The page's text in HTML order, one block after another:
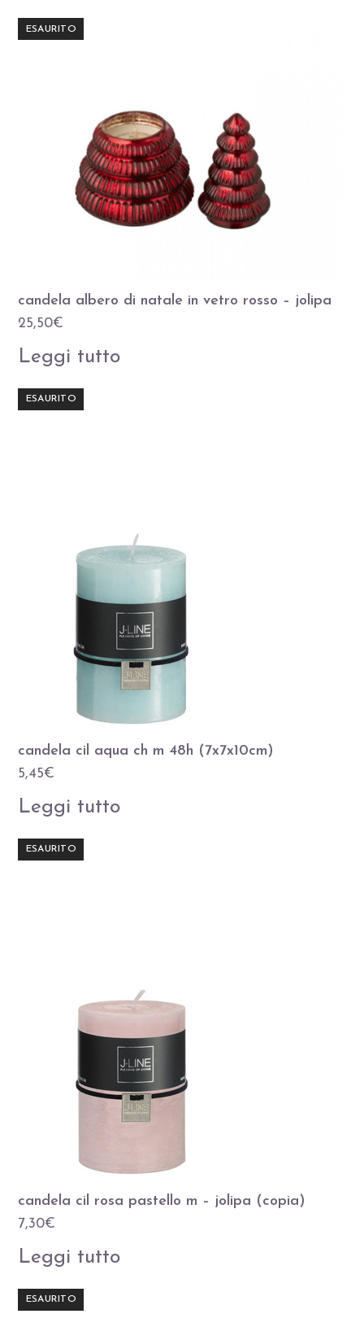
ESAURITO
candela albero di natale in vetro rosso – jolipa
25,50€
Leggi tutto
ESAURITO
candela cil aqua ch m 48h (7x7x10cm)
5,45€
Leggi tutto
ESAURITO
candela cil rosa pastello m – jolipa (copia)
7,30€
Leggi tutto
ESAURITO